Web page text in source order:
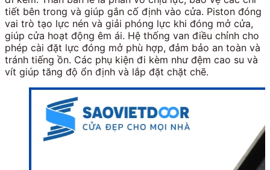
tiết bên trong và giúp gắn cố định vào cửa. Piston đóng
vai trò tạo lực nén và giải phóng lực khi đóng mở cửa,
giúp cửa hoạt động êm ái. Hệ thống van điều chỉnh cho
phép cài đặt lực đóng mở phù hợp, đảm bảo an toàn và
tránh tiếng ồn. Các phụ kiện đi kèm như đệm cao su và
vít giúp tăng độ ổn định và lắp đặt chặt chẽ.